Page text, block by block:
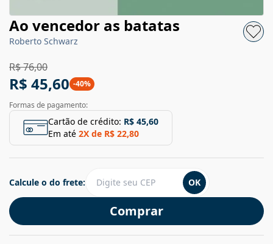
Ao vencedor as batatas
Roberto Schwarz
R$ 76,00
R$ 45,60 -40%
Formas de pagamento:
Cartão de crédito: R$ 45,60
Em até 2X de R$ 22,80
Comprar
Calcule o do frete: OK